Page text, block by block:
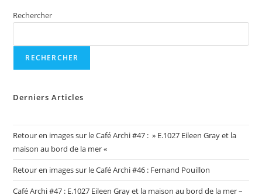
Rechercher
RECHERCHER
Derniers Articles
Retour en images sur le Café Archi #47 : » E.1027 Eileen Gray et la
maison au bord de la mer «
Retour en images sur le Café Archi #46 : Fernand Pouillon
Café Archi #47 : E.1027 Eileen Gray et la maison au bord de la mer –